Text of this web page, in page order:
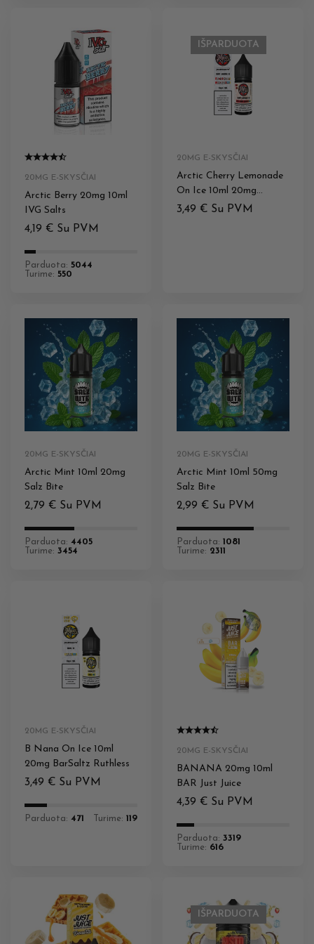
20MG E-SKYSČIAI
Arctic Berry 20mg 10ml
IVG Salts
4,19 € Su PVM
Parduota: 5044
Turime: 550
IŠPARDUOTA
20MG E-SKYSČIAI
Arctic Cherry Lemonade
On Ice 10ml 20mg
BarSaltz Ruthless
3,49 € Su PVM
20MG E-SKYSČIAI
Arctic Mint 10ml 20mg
Salz Bite
2,79 € Su PVM
Parduota: 4405
Turime: 3454
20MG E-SKYSČIAI
Arctic Mint 10ml 50mg
Salz Bite
2,99 € Su PVM
Parduota: 1081
Turime: 2311
20MG E-SKYSČIAI
B Nana On Ice 10ml
20mg BarSaltz Ruthless
3,49 € Su PVM
Parduota: 471 Turime: 119
20MG E-SKYSČIAI
BANANA 20mg 10ml
BAR Just Juice
4,39 € Su PVM
Parduota: 3319
Turime: 616
IŠPARDUOTA